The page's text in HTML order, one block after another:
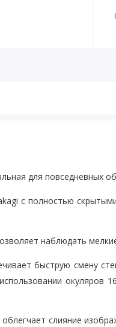
для повседневных
с полностью
наблюдать
быструю смену
окуляров
слияние